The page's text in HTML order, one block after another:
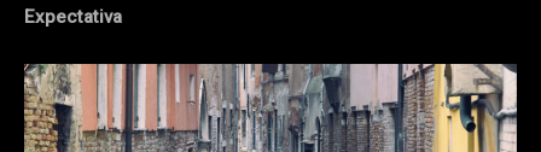
Expectativa